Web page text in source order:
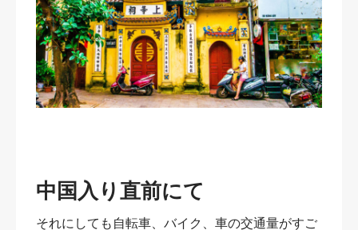
中国入り直前にて
それにしても自転車、バイク、車の交通量がすご